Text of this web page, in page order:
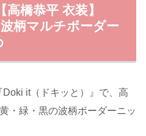
橋恭平 衣装】
柄マルチボーダー
it（ドキッと）』で、高
・緑・黒の波柄ボーダーニッ